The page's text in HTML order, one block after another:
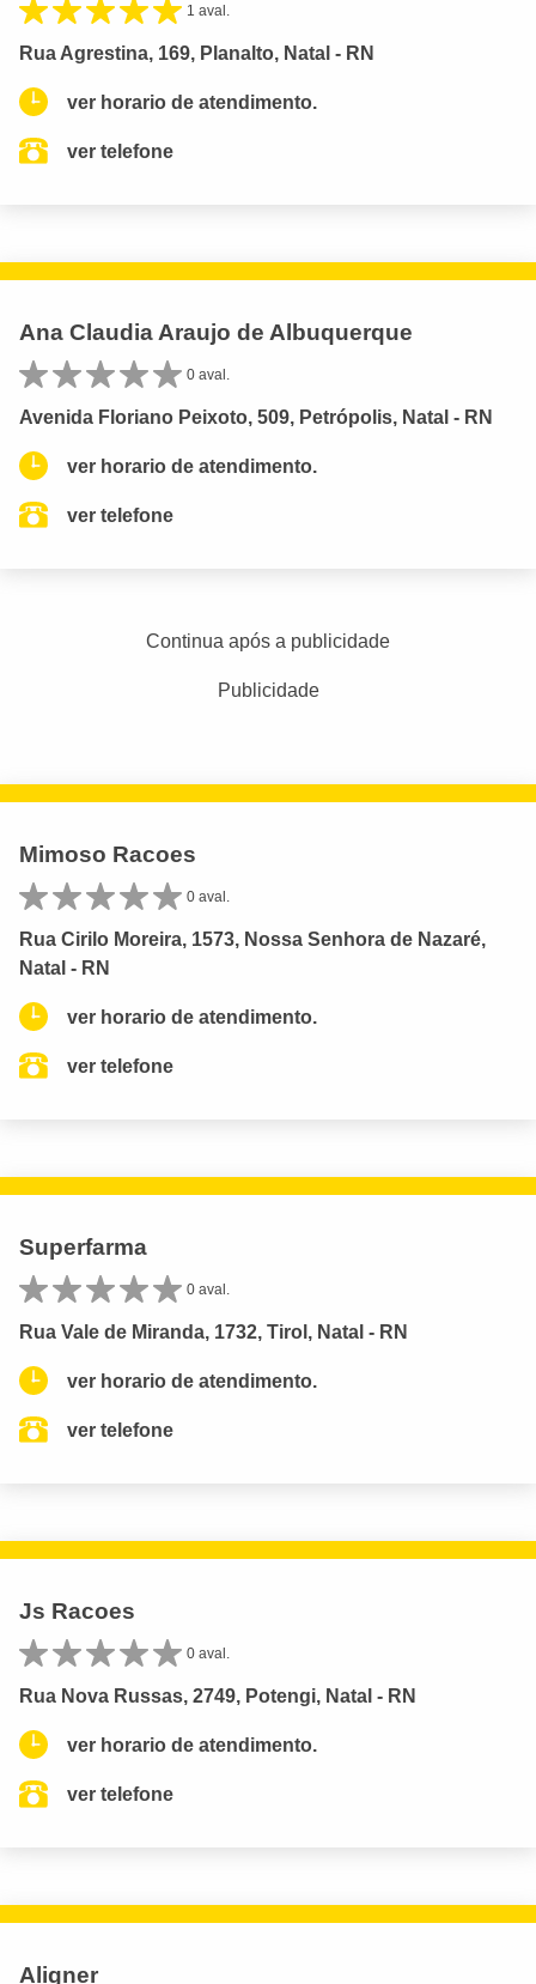
1 aval.
Rua Agrestina, 169, Planalto, Natal - RN
ver horario de atendimento.
ver telefone
Ana Claudia Araujo de Albuquerque
0 aval.
Avenida Floriano Peixoto, 509, Petrópolis, Natal - RN
ver horario de atendimento.
ver telefone
Continua após a publicidade
Publicidade
Mimoso Racoes
0 aval.
Rua Cirilo Moreira, 1573, Nossa Senhora de Nazaré,
Natal - RN
ver horario de atendimento.
ver telefone
Superfarma
0 aval.
Rua Vale de Miranda, 1732, Tirol, Natal - RN
ver horario de atendimento.
ver telefone
Js Racoes
0 aval.
Rua Nova Russas, 2749, Potengi, Natal - RN
ver horario de atendimento.
ver telefone
Aligner